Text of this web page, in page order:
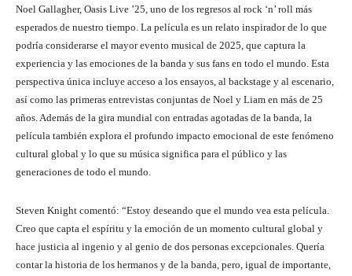
Noel Gallagher, Oasis Live ’25, uno de los regresos al rock ‘n’ roll más
esperados de nuestro tiempo. La película es un relato inspirador de lo que
podría considerarse el mayor evento musical de 2025, que captura la
experiencia y las emociones de la banda y sus fans en todo el mundo. Esta
perspectiva única incluye acceso a los ensayos, al backstage y al escenario,
así como las primeras entrevistas conjuntas de Noel y Liam en más de 25
años. Además de la gira mundial con entradas agotadas de la banda, la
película también explora el profundo impacto emocional de este fenómeno
cultural global y lo que su música significa para el público y las
generaciones de todo el mundo.
Steven Knight comentó: “Estoy deseando que el mundo vea esta película.
Creo que capta el espíritu y la emoción de un momento cultural global y
hace justicia al ingenio y al genio de dos personas excepcionales. Quería
contar la historia de los hermanos y de la banda, pero, igual de importante,